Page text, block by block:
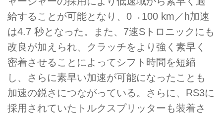
給することが可能となり、0→100 km／h加速
は4.7 秒となった。また、7速Sトロニックにも
改良が加えられ、クラッチをより強く素早く
密着させることによってシフト時間を短縮
し、さらに素早い加速が可能になったことも
加速の鋭さにつながっている。さらに、RS3に
採用されていたトルクスプリッターも装着さ